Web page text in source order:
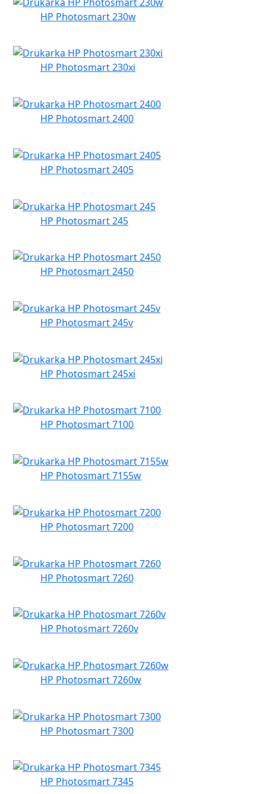
HP Photosmart 230w
HP Photosmart 230xi
HP Photosmart 2400
HP Photosmart 2405
HP Photosmart 245
HP Photosmart 2450
HP Photosmart 245v
HP Photosmart 245xi
HP Photosmart 7100
HP Photosmart 7155w
HP Photosmart 7200
HP Photosmart 7260
HP Photosmart 7260v
HP Photosmart 7260w
HP Photosmart 7300
HP Photosmart 7345